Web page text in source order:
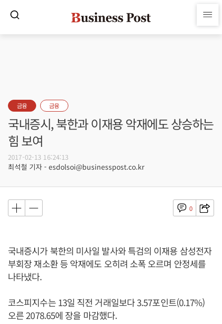
금융 금융
국내증시, 북한과 이재용 악재에도 상승하는
힘 보여
2017-02-13 16:24:13
최석철 기자 - esdolsoi@businesspost.co.kr
0
국내증시가 북한의 미사일 발사와 특검의 이재용 삼성전자
부회장 재소환 등 악재에도 오히려 소폭 오르며 안정세를
나타냈다.
코스피지수는 13일 직전 거래일보다 3.57포인트(0.17%)
오른 2078.65에 장을 마감했다.